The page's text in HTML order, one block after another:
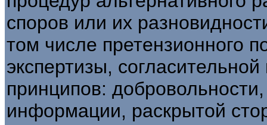
споров или их
том числе претензионного
экспертизы,
принципов:
информации, раскрытой